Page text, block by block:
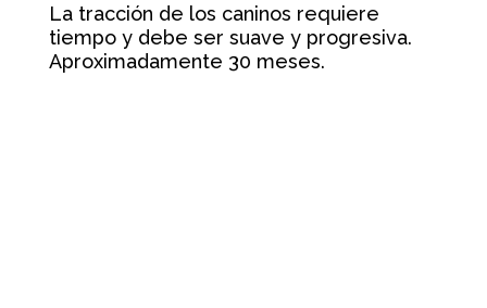
La tracción de los caninos requiere
tiempo y debe ser suave y progresiva.
Aproximadamente 30 meses.